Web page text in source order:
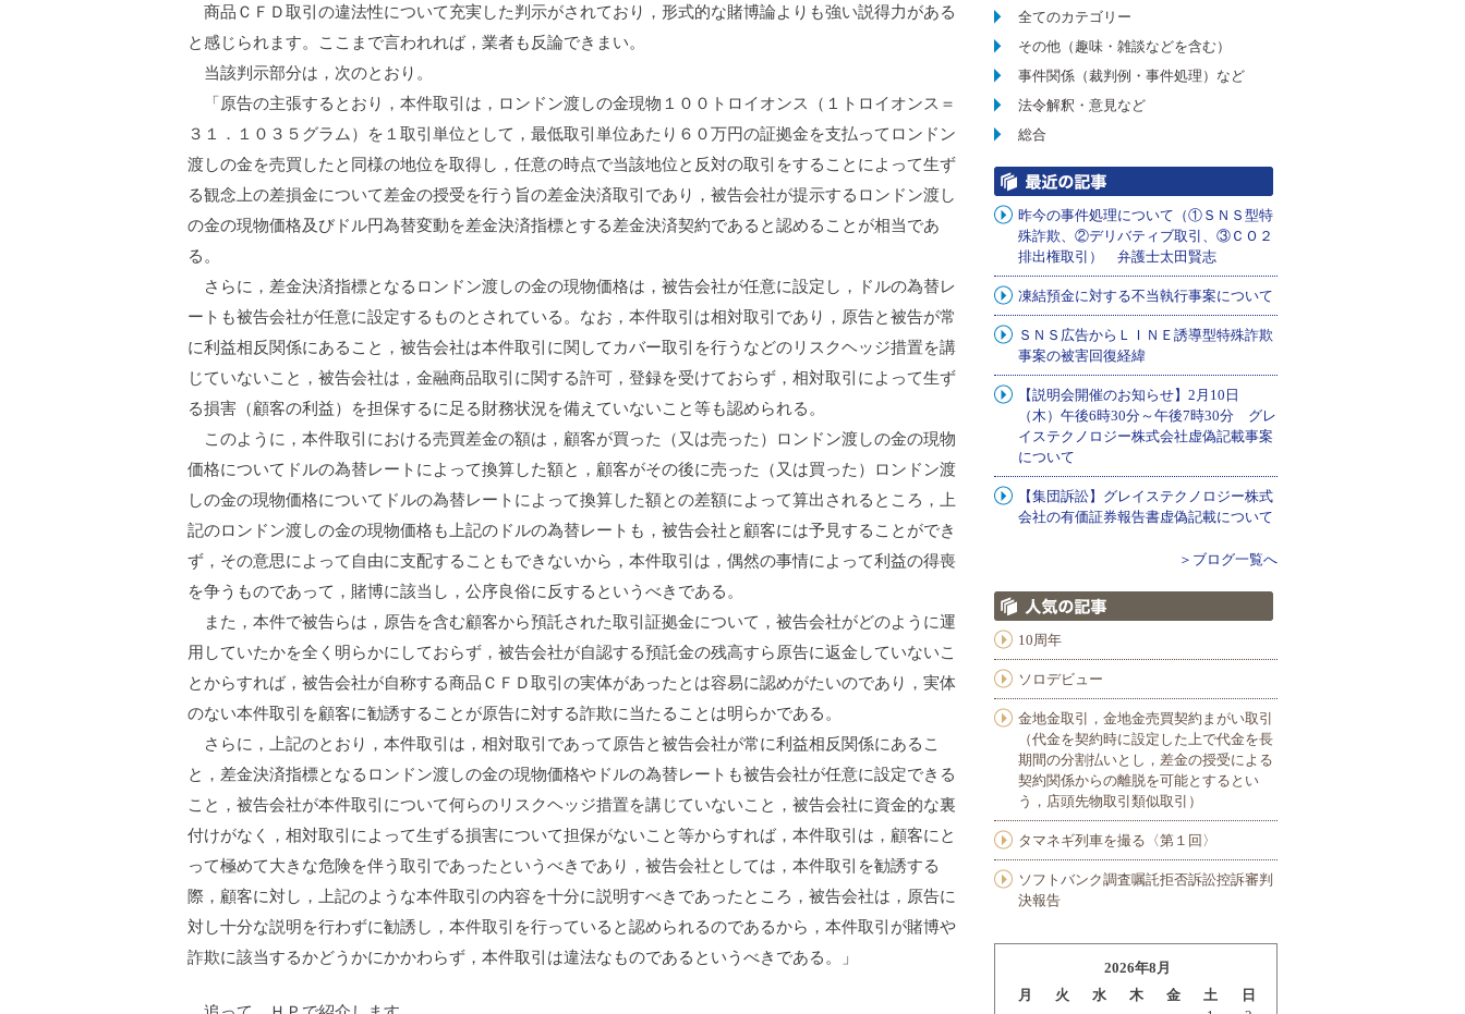
商品ＣＦＤ取引の違法性について充実した判示がされており，形式的な賭博論よりも強い説得力がある
と感じられます。ここまで言われれば，業者も反論できまい。
当該判示部分は，次のとおり。
「原告の主張するとおり，本件取引は，ロンドン渡しの金現物１００トロイオンス（１トロイオンス＝
３１．１０３５グラム）を１取引単位として，最低取引単位あたり６０万円の証拠金を支払ってロンドン
渡しの金を売買したと同様の地位を取得し，任意の時点で当該地位と反対の取引をすることによって生ず
る観念上の差損金について差金の授受を行う旨の差金決済取引であり，被告会社が提示するロンドン渡し
の金の現物価格及びドル円為替変動を差金決済指標とする差金決済契約であると認めることが相当であ
る。
さらに，差金決済指標となるロンドン渡しの金の現物価格は，被告会社が任意に設定し，ドルの為替レ
ートも被告会社が任意に設定するものとされている。なお，本件取引は相対取引であり，原告と被告が常
に利益相反関係にあること，被告会社は本件取引に関してカバー取引を行うなどのリスクヘッジ措置を講
じていないこと，被告会社は，金融商品取引に関する許可，登録を受けておらず，相対取引によって生ず
る損害（顧客の利益）を担保するに足る財務状況を備えていないこと等も認められる。
このように，本件取引における売買差金の額は，顧客が買った（又は売った）ロンドン渡しの金の現物
価格についてドルの為替レートによって換算した額と，顧客がその後に売った（又は買った）ロンドン渡
しの金の現物価格についてドルの為替レートによって換算した額との差額によって算出されるところ，上
記のロンドン渡しの金の現物価格も上記のドルの為替レートも，被告会社と顧客には予見することができ
ず，その意思によって自由に支配することもできないから，本件取引は，偶然の事情によって利益の得喪
を争うものであって，賭博に該当し，公序良俗に反するというべきである。
また，本件で被告らは，原告を含む顧客から預託された取引証拠金について，被告会社がどのように運
用していたかを全く明らかにしておらず，被告会社が自認する預託金の残高すら原告に返金していないこ
とからすれば，被告会社が自称する商品ＣＦＤ取引の実体があったとは容易に認めがたいのであり，実体
のない本件取引を顧客に勧誘することが原告に対する詐欺に当たることは明らかである。
さらに，上記のとおり，本件取引は，相対取引であって原告と被告会社が常に利益相反関係にあるこ
と，差金決済指標となるロンドン渡しの金の現物価格やドルの為替レートも被告会社が任意に設定できる
こと，被告会社が本件取引について何らのリスクヘッジ措置を講じていないこと，被告会社に資金的な裏
付けがなく，相対取引によって生ずる損害について担保がないこと等からすれば，本件取引は，顧客にと
って極めて大きな危険を伴う取引であったというべきであり，被告会社としては，本件取引を勧誘する
際，顧客に対し，上記のような本件取引の内容を十分に説明すべきであったところ，被告会社は，原告に
対し十分な説明を行わずに勧誘し，本件取引を行っていると認められるのであるから，本件取引が賭博や
詐欺に該当するかどうかにかかわらず，本件取引は違法なものであるというべきである。」
全てのカテゴリー
その他（趣味・雑談などを含む）
事件関係（裁判例・事件処理）など
法令解釈・意見など
総合
昨今の事件処理について（①ＳＮＳ型特
殊詐欺、②デリバティブ取引、③ＣＯ２
排出権取引） 弁護士太田賢志
凍結預金に対する不当執行事案について
ＳＮＳ広告からＬＩＮＥ誘導型特殊詐欺
事案の被害回復経緯
【説明会開催のお知らせ】2月10日
（木）午後6時30分～午後7時30分 グレ
イステクノロジー株式会社虚偽記載事案
について
【集団訴訟】グレイステクノロジー株式
会社の有価証券報告書虚偽記載について
＞ブログ一覧へ
10周年
ソロデビュー
金地金取引，金地金売買契約まがい取引
（代金を契約時に設定した上で代金を長
期間の分割払いとし，差金の授受による
契約関係からの離脱を可能とするとい
う，店頭先物取引類似取引）
タマネギ列車を撮る〈第１回〉
ソフトバンク調査嘱託拒否訴訟控訴審判
決報告
2026年8月
月
火 水 木 金 土
日